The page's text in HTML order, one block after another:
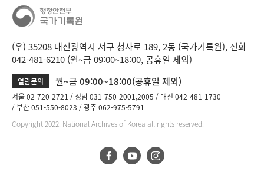
(우) 35208 대전광역시 서구 청사로 189, 2동 (국가기록원), 전화
042-481-6210 (월~금 09:00~18:00, 공휴일 제외)
열람문의 월~금 09:00~18:00(공휴일 제외)
서울 02-720-2721 성남 031-750-2001,2005
대전 042-481-1730
부산 051-550-8023
광주 062-975-5791
Copyright 2022. National Archives of Korea all rights reserved.